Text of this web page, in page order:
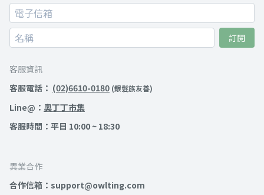
訂閱
客服資訊
客服電話： (02)6610-0180 (銀髮族友善)
Line@： 奧丁丁市集
客服時間：平日 10:00 ~ 18:30
異業合作
合作信箱：support@owlting.com